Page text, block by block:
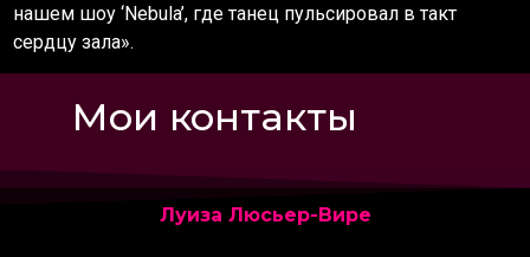
нашем шоу ‘Nebula’, где танец пульсировал в такт
сердцу зала».
Мои контакты
Луиза Люсьер-Вире